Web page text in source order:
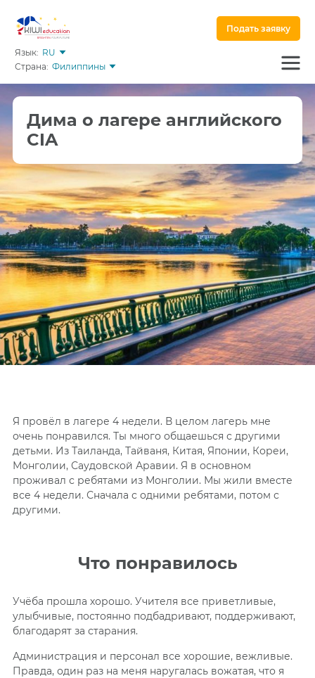
Язык: RU
Страна: Филиппины
Подать заявку
Дима о лагере английского
CIA
Я провёл в лагере 4 недели. В целом лагерь мне
очень понравился. Ты много общаешься с другими
детьми. Из Таиланда, Тайваня, Китая, Японии, Кореи,
Монголии, Саудовской Аравии. Я в основном
проживал с ребятами из Монголии. Мы жили вместе
все 4 недели. Сначала с одними ребятами, потом с
другими.
Что понравилось
Учёба прошла хорошо. Учителя все приветливые,
улыбчивые, постоянно подбадривают, поддерживают,
благодарят за старания.
Администрация и персонал все хорошие, вежливые.
Правда, один раз на меня наругалась вожатая, что я